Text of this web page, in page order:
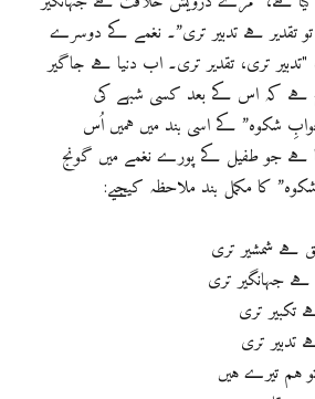
تو تقدیر ہے تدبیر تری”۔ نغمے کے دوسرے
"تدبیر تری، تقدیر تری۔ اب دنیا ہے جاگیر
ہے کہ اس کے بعد کسی شبہے کی
شکوہ” کے اسی بند میں ہمیں اُس
ہے جو طفیل کے پورے نغمے میں گونج
کا مکمل بند ملاحظہ کیجیے:
ہے شمشیر تری
جہانگیر تری
تکبیر تری
تدبیر تری
ہم تیرے ہیں